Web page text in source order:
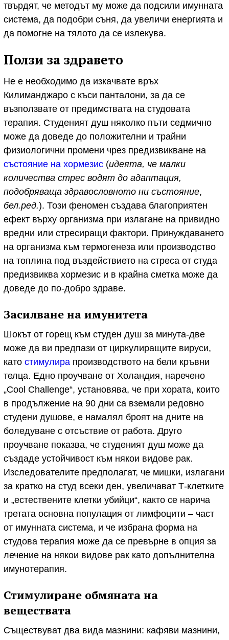
твърдят, че методът му може да подсили имунната
система, да подобри съня, да увеличи енергията и
да помогне на тялото да се излекува.
Ползи за здравето
Не е необходимо да изкачвате връх
Килиманджаро с къси панталони, за да се
възползвате от предимствата на студовата
терапия. Студеният душ няколко пъти седмично
може да доведе до положителни и трайни
физиологични промени чрез предизвикване на
състояние на хормезис (идеята, че малки
количества стрес водят до адаптация,
подобряваща здравословното ни състояние,
бел.ред.). Този феномен създава благоприятен
ефект върху организма при излагане на привидно
вредни или стресиращи фактори. Принуждаването
на организма към термогенеза или производство
на топлина под въздействието на стреса от студа
предизвиква хормезис и в крайна сметка може да
доведе до по-добро здраве.
Засилване на имунитета
Шокът от горещ към студен душ за минута-две
може да ви предпази от циркулиращите вируси,
като стимулира производството на бели кръвни
телца. Едно проучване от Холандия, наречено
„Cool Challenge“, установява, че при хората, които
в продължение на 90 дни са вземали редовно
студени душове, е намалял броят на дните на
боледуване с отсъствие от работа. Друго
проучване показва, че студеният душ може да
създаде устойчивост към някои видове рак.
Изследователите предполагат, че мишки, излагани
за кратко на студ всеки ден, увеличават Т-клетките
и „естествените клетки убийци“, както се нарича
третата основна популация от лимфоцити – част
от имунната система, и че избрана форма на
студова терапия може да се превърне в опция за
лечение на някои видове рак като допълнителна
имунотерапия.
Стимулиране обмяната на
веществата
Съществуват два вида мазнини: кафяви мазнини,